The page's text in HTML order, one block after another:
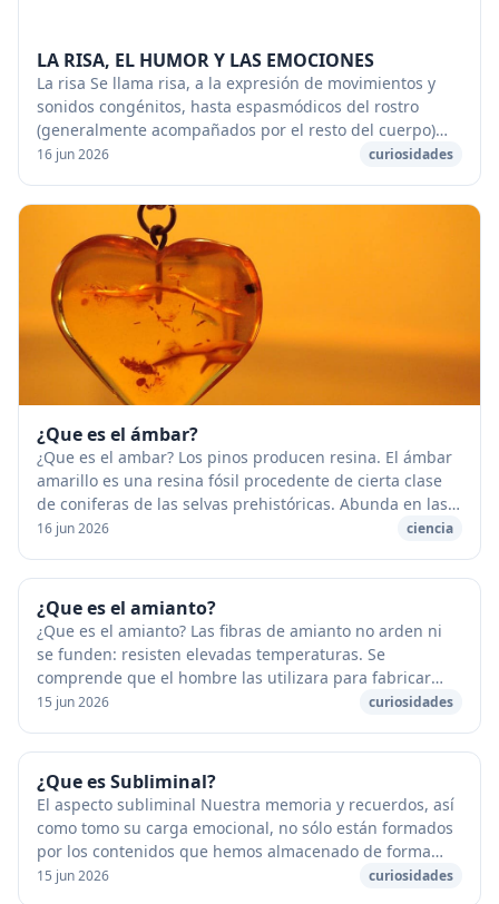
LA RISA, EL HUMOR Y LAS EMOCIONES
La risa Se llama risa, a la expresión de movimientos y
sonidos congénitos, hasta espasmódicos del rostro
(generalmente acompañados por el resto del cuerpo)
del ser humano, que son provocados por (o de...
16 jun 2026 curiosidades
¿Que es el ámbar?
¿Que es el ambar? Los pinos producen resina. El ámbar
amarillo es una resina fósil procedente de cierta clase
de coniferas de las selvas prehistóricas. Abunda en las
arenas de las playas del Báltico; ...
16 jun 2026 ciencia
¿Que es el amianto?
¿Que es el amianto? Las fibras de amianto no arden ni
se funden: resisten elevadas temperaturas. Se
comprende que el hombre las utilizara para fabricar
trajes especiales destinados a protegerse del fu...
15 jun 2026 curiosidades
¿Que es Subliminal?
El aspecto subliminal Nuestra memoria y recuerdos, así
como tomo su carga emocional, no sólo están formados
por los contenidos que hemos almacenado de forma
consciente, sino especialmente y sobre todo...
15 jun 2026 curiosidades